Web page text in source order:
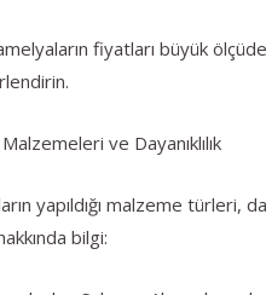
fiyatları büyük
ve Dayanıklılık
yapıldığı malzeme türleri,
bilgi: